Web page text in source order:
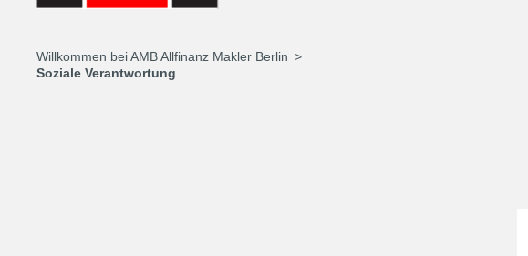
Willkommen bei AMB Allfinanz Makler Berlin
Soziale Verantwortung